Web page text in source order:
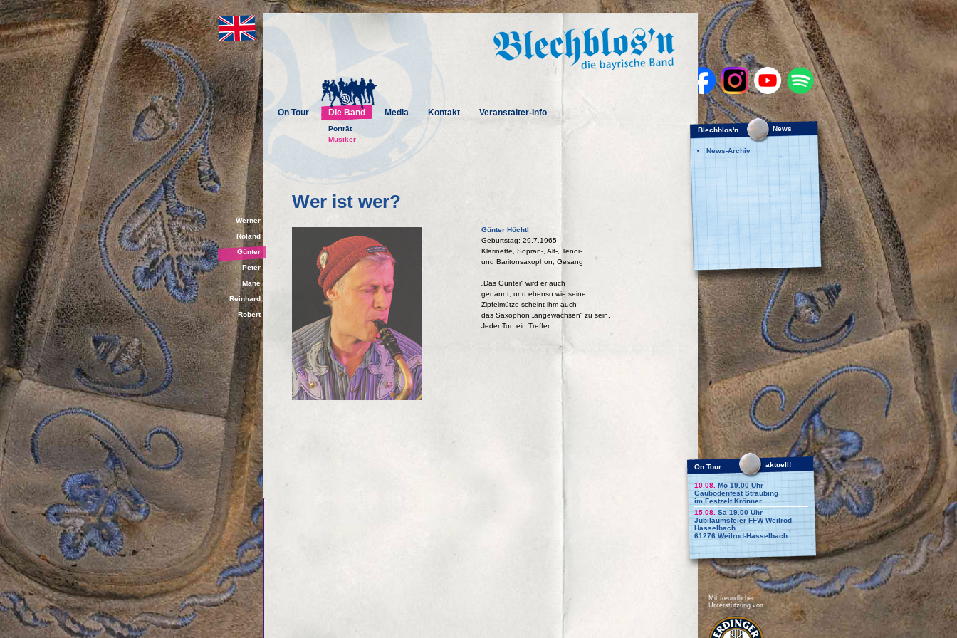
Werner
Roland
Günter
Peter
Mane
Reinhard
Robert
On Tour Die Band
Porträt
Musiker
Media Kontakt Veranstalter-Info
Wer ist wer?
Günter Höchtl
Geburtstag: 29.7.1965
Klarinette, Sopran-, Alt-, Tenor-
und Baritonsaxophon, Gesang
„Das Günter“ wird er auch
genannt, und ebenso wie seine
Zipfelmütze scheint ihm auch
das Saxophon „angewachsen“ zu sein.
Jeder Ton ein Treffer …
Blechblos'n News
News-Archiv
On Tour aktuell!
10.08. Mo 19.00 Uhr
Gäubodenfest Straubing
im Festzelt Krönner
15.08. Sa 19.00 Uhr
Jubiläumsfeier FFW Weilrod-
Hasselbach
61276 Weilrod-Hasselbach
Mit freundlicher
Unterstützung von